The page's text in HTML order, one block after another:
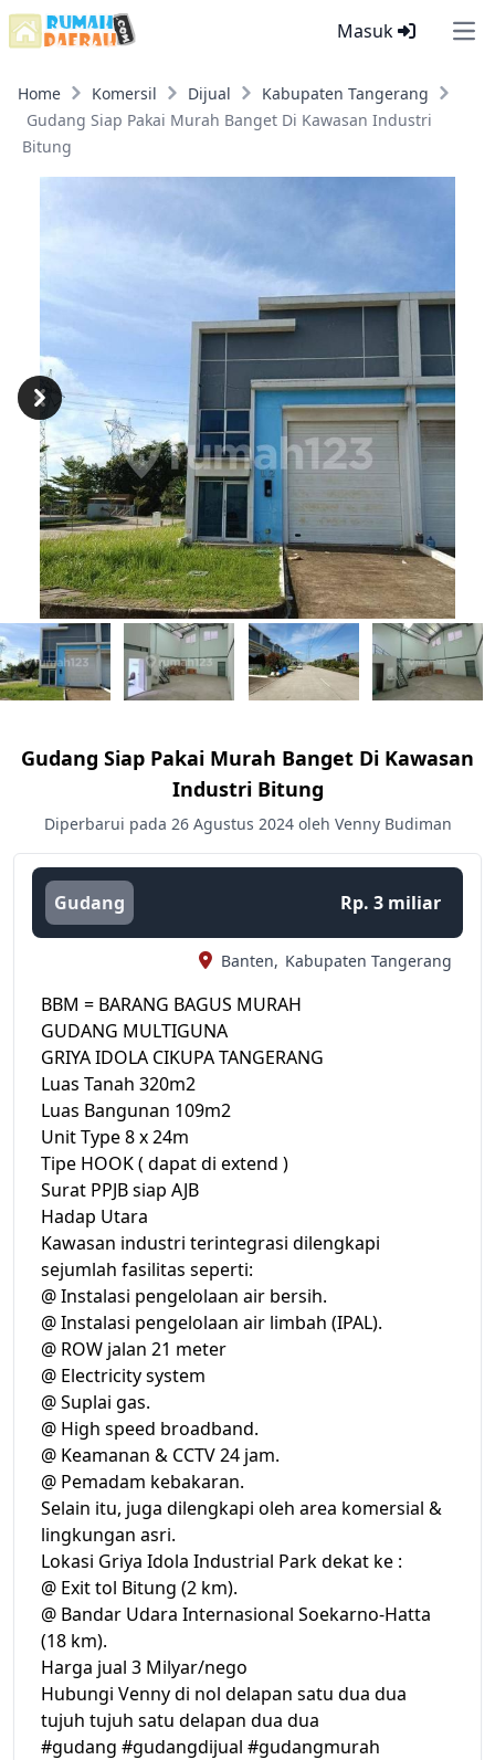
Masuk
Home Komersil Dijual
Kabupaten Tangerang
Gudang Siap Pakai Murah Banget Di Kawasan Industri
Bitung
Previous
Next
Gudang Siap Pakai Murah Banget Di Kawasan
Industri Bitung
Diperbarui pada 26 Agustus 2024 oleh Venny Budiman
Gudang Rp. 3 miliar
Banten, Kabupaten Tangerang
BBM = BARANG BAGUS MURAH
GUDANG MULTIGUNA
GRIYA IDOLA CIKUPA TANGERANG
Luas Tanah 320m2
Luas Bangunan 109m2
Unit Type 8 x 24m
Tipe HOOK ( dapat di extend )
Surat PPJB siap AJB
Hadap Utara
Kawasan industri terintegrasi dilengkapi
sejumlah fasilitas seperti:
@ Instalasi pengelolaan air bersih.
@ Instalasi pengelolaan air limbah (IPAL).
@ ROW jalan 21 meter
@ Electricity system
@ Suplai gas.
@ High speed broadband.
@ Keamanan & CCTV 24 jam.
@ Pemadam kebakaran.
Selain itu, juga dilengkapi oleh area komersial &
lingkungan asri.
Lokasi Griya Idola Industrial Park dekat ke :
@ Exit tol Bitung (2 km).
@ Bandar Udara Internasional Soekarno-Hatta
(18 km).
Harga jual 3 Milyar/nego
Hubungi Venny di nol delapan satu dua dua
tujuh tujuh satu delapan dua dua
#gudang #gudangdijual #gudangmurah